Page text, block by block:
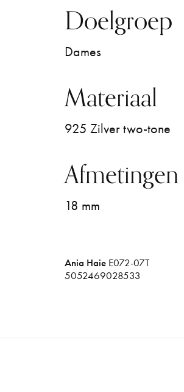
Doelgroep
Dames
Materiaal
925 Zilver two-tone
Afmetingen
18 mm
Ania HaieE072-07T
5052469028533